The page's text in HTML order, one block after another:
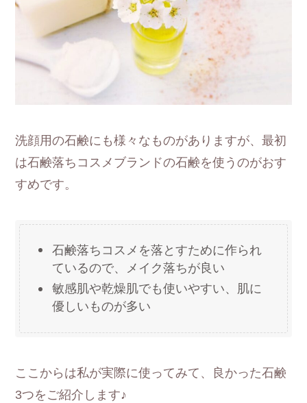
洗顔用の石鹸にも様々なものがありますが、最初
は石鹸落ちコスメブランドの石鹸を使うのがおす
すめです。
石鹸落ちコスメを落とすために作られ
ているので、メイク落ちが良い
敏感肌や乾燥肌でも使いやすい、肌に
優しいものが多い
ここからは私が実際に使ってみて、良かった石鹸
3つをご紹介します♪